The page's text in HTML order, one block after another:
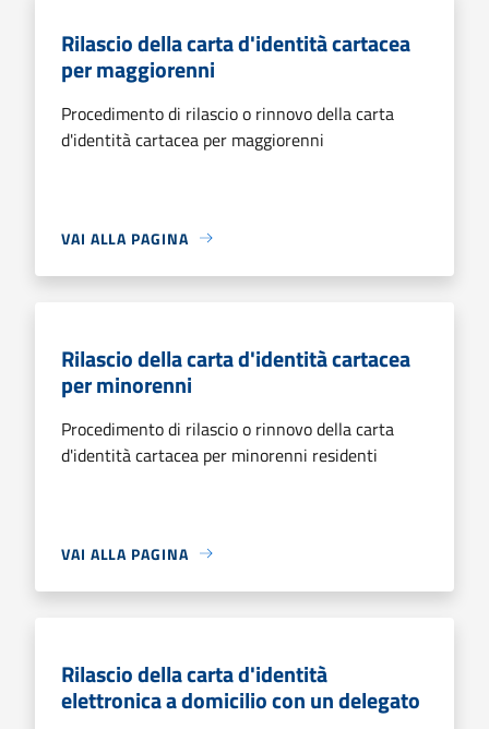
Rilascio della carta d'identità cartacea
per maggiorenni
Procedimento di rilascio o rinnovo della carta
d'identità cartacea per maggiorenni
VAI ALLA PAGINA
Rilascio della carta d'identità cartacea
per minorenni
Procedimento di rilascio o rinnovo della carta
d'identità cartacea per minorenni residenti
VAI ALLA PAGINA
Rilascio della carta d'identità
elettronica a domicilio con un delegato